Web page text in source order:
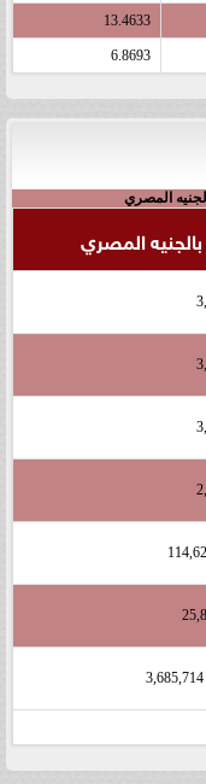
13.4633
6.8693
المصري
بالجنيه المصري